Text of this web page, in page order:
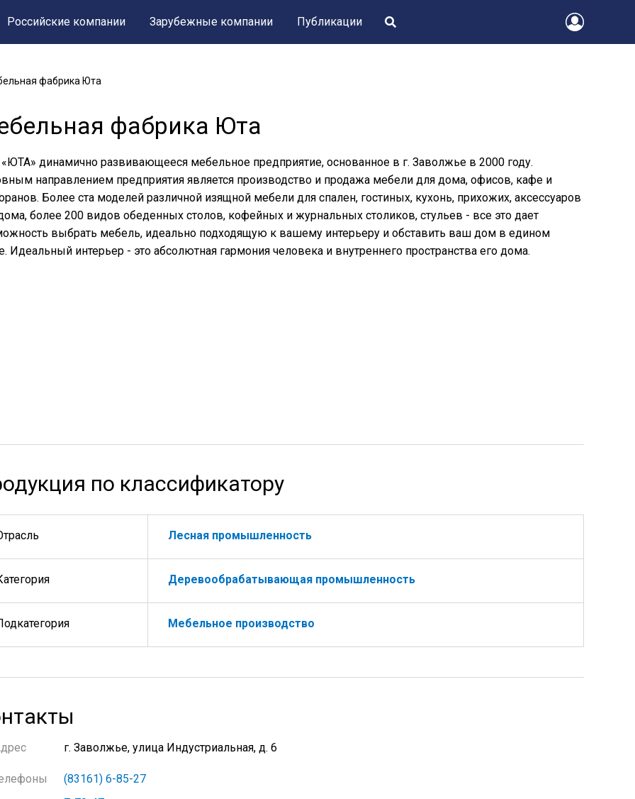
Российские компании Зарубежные компании Публикации
фабрика Юта
фабрика Юта
динамично развивающееся мебельное предприятие, основанное в г. Заволжье в 2000 году.
направлением предприятия является производство и продажа мебели для дома, офисов, кафе и
Более ста моделей различной изящной мебели для спален, гостиных, кухонь, прихожих, аксессуаров
более 200 видов обеденных столов, кофейных и журнальных столиков, стульев - все это дает
выбрать мебель, идеально подходящую к вашему интерьеру и обставить ваш дом в едином
Идеальный интерьер - это абсолютная гармония человека и внутреннего пространства его дома.
по классификатору
Лесная промышленность
Деревообрабатывающая промышленность
Мебельное производство
г. Заволжье, улица Индустриальная, д. 6
(83161) 6-85-27